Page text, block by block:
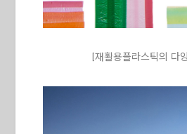
[재활용플라스틱의 다